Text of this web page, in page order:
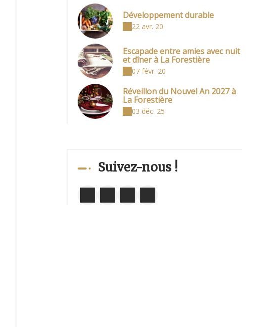
Développement durable
22 avr. 20
Escapade entre amies avec nuit
et dîner à La Forestière
07 févr. 20
Réveillon du Nouvel An 2027 à
La Forestière
03 déc. 25
Suivez-nous !